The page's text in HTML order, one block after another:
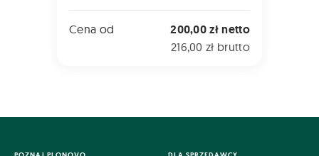
Cena od 200,00 zł netto
216,00 zł brutto